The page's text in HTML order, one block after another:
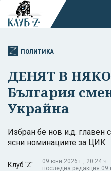
ПОЛИТИКА
ДЕНЯТ В
България
Украйна
Избран бе нов и.д. главен
ясни номинациите за ЦИК
Клуб 'Z'
09 юни 2026 г., 20:24 ч.
последна редакция 09